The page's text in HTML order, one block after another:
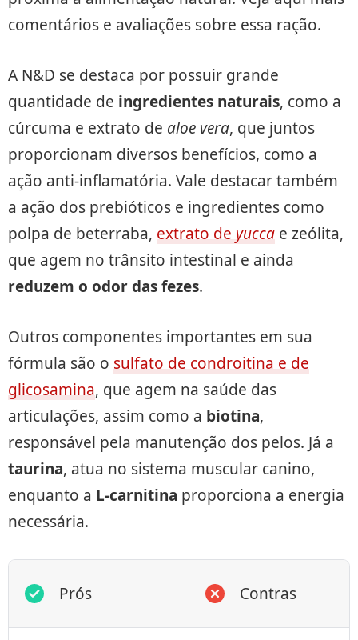
comentários e avaliações sobre essa ração.
A N&D se destaca por possuir grande
quantidade de ingredientes naturais, como a
cúrcuma e extrato de aloe vera, que juntos
proporcionam diversos benefícios, como a
ação anti-inflamatória. Vale destacar também
a ação dos prebióticos e ingredientes como
polpa de beterraba, extrato de yucca e zeólita,
que agem no trânsito intestinal e ainda
reduzem o odor das fezes.
Outros componentes importantes em sua
fórmula são o sulfato de condroitina e de
glicosamina, que agem na saúde das
articulações, assim como a biotina,
responsável pela manutenção dos pelos. Já a
taurina, atua no sistema muscular canino,
enquanto a L-carnitina proporciona a energia
necessária.
Prós Contras